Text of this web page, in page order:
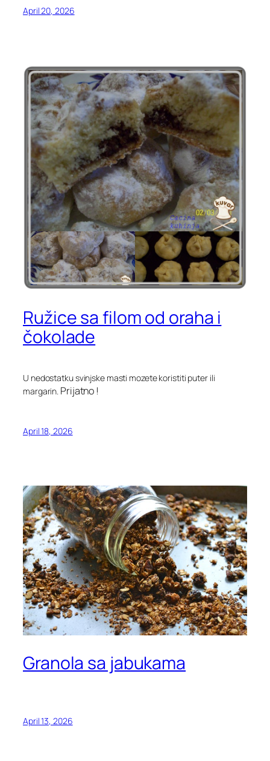
April 20, 2026
Ružice sa filom od oraha i
čokolade
U nedostatku svinjske masti mozete koristiti puter ili
margarin. Prijatno !
April 18, 2026
Granola sa jabukama
April 13, 2026